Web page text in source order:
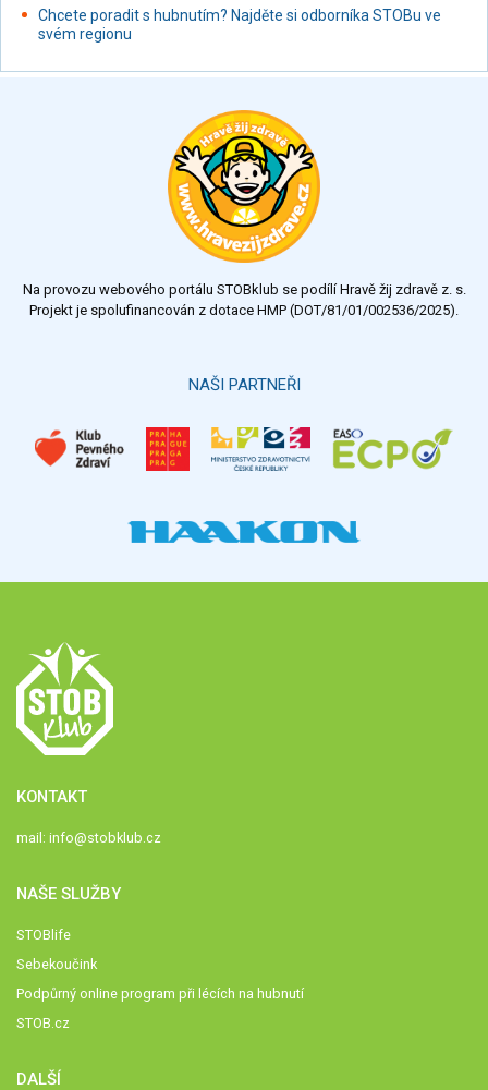
Chcete poradit s hubnutím? Najděte si odborníka STOBu ve
svém regionu
Na provozu webového portálu STOBklub se podílí Hravě žij zdravě z. s.
Projekt je spolufinancován z dotace HMP (DOT/81/01/002536/2025).
NAŠI PARTNEŘI
KONTAKT
mail: info@stobklub.cz
NAŠE SLUŽBY
STOBlife
Sebekoučink
Podpůrný online program při lécích na hubnutí
STOB.cz
DALŠÍ